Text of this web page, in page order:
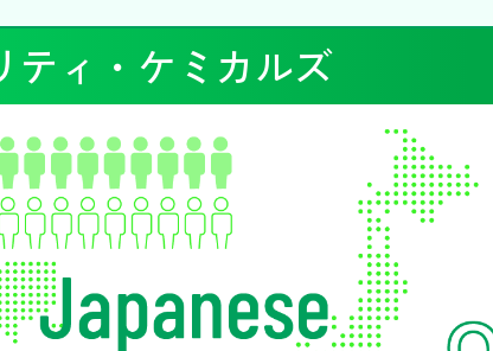
ティ・ケミカルズ